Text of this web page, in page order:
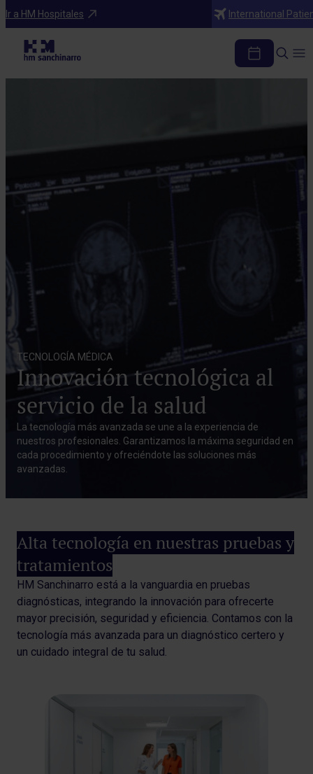
Ir a HM Hospitales International
TECNOLOGÍA MÉDICA
Innovación tecnológica al
servicio de la salud
La tecnología más avanzada se une a la experiencia de
nuestros profesionales. Garantizamos la máxima seguridad en
cada procedimiento y ofreciéndote las soluciones más
avanzadas.
Alta tecnología en nuestras pruebas y
tratamientos
HM Sanchinarro está a la vanguardia en pruebas
diagnósticas, integrando la innovación para ofrecerte
mayor precisión, seguridad y eficiencia. Contamos con la
tecnología más avanzada para un diagnóstico certero y
un cuidado integral de tu salud.